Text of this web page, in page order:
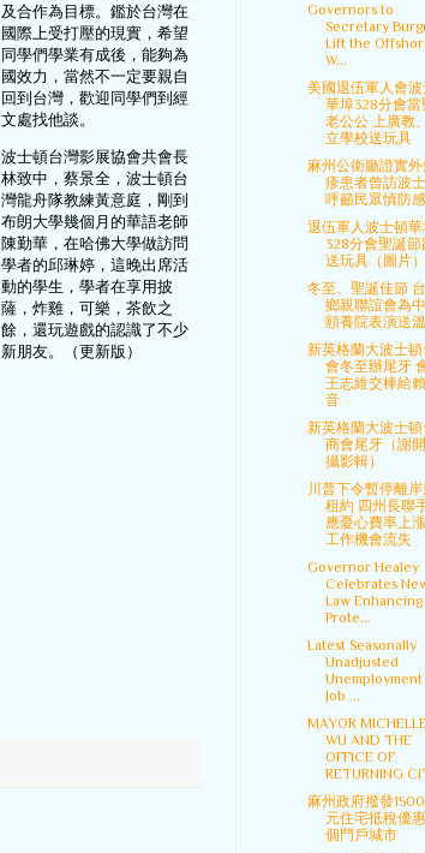
及合作為目標。鑑於台灣在
國際上受打壓的現實，希望
同學們學業有成後，能夠為
國效力，當然不一定要親自
回到台灣，歡迎同學們到經
文處找他談。
波士頓台灣影展協會共會長
林致中，蔡景全，波士頓台
灣龍舟隊教練黃意庭，剛到
布朗大學幾個月的華語老師
陳勤華，在哈佛大學做訪問
學者的邱琳婷，這晚出席活
動的學生，學者在享用披
薩，炸雞，可樂，茶飲之
餘，還玩遊戲的認識了不少
新朋友。（更新版）
Governors to
Secretary
Lift the
W...
美國退伍軍人會
華埠328分會當
老公公 上廣教
立學校送玩具
麻州公衛廳證實
疹患者曾訪波
呼籲民眾慎防
退伍軍人波士頓
328分會聖誕節
送玩具（圖片）
冬至、聖誕佳節
鄉親聯誼會為
頤養院表演送
新英格蘭大波士
會冬至辦尾牙
王志維交棒給
音
新英格蘭大波士
商會尾牙（謝
攝影輯）
川普下令暫停離岸
租約 四州長聯
應憂心費率上漲
工作機會流失
Governor Healey
Celebrates
Law Enhancing
Prote...
Latest Seasonally
Unadjusted
Unemployment
Job ...
MAYOR
WU AND THE
OFFICE OF
RETURNING
麻州政府撥發
元住宅抵稅優
個門戶城市